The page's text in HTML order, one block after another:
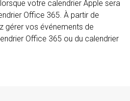
votre calendrier Apple sera
Office 365. À partir de
gérer vos événements de
Office 365 ou du calendrier